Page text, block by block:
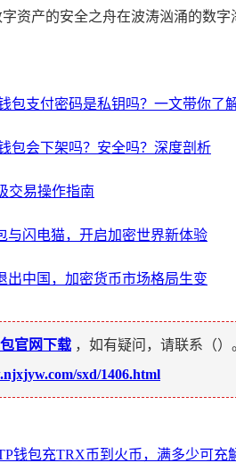
资产的安全之舟在波涛汹涌的数字
包支付密码是私钥吗？一文带你了
包会下架吗？安全吗？深度剖析
交易操作指南
与闪电猫，开启加密世界新体验
出中国，加密货币市场格局生变
官网下载 ，如有疑问，请联系（）
sxd/1406.html
钱包充TRX币到火币，满多少可充